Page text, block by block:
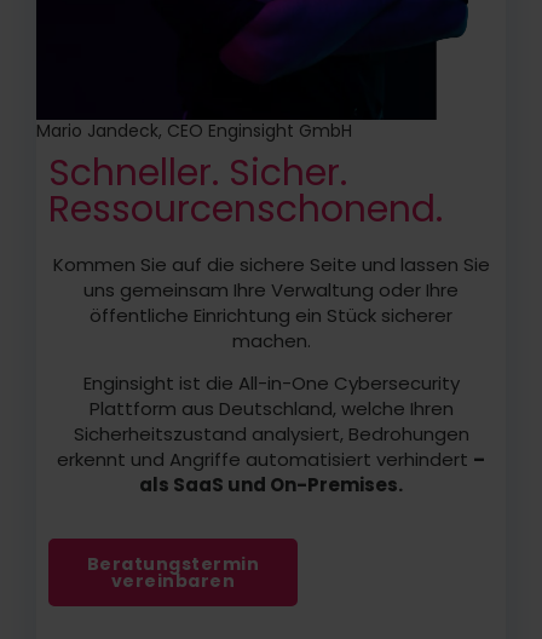
Mario Jandeck, CEO Enginsight GmbH
Schneller. Sicher.
Ressourcenschonend.
Kommen Sie auf die sichere Seite und lassen Sie
uns gemeinsam Ihre Verwaltung oder Ihre
öffentliche Einrichtung ein Stück sicherer
machen.
Enginsight ist die All-in-One Cybersecurity
Plattform aus Deutschland, welche Ihren
Sicherheitszustand analysiert, Bedrohungen
erkennt und Angriffe automatisiert verhindert –
als SaaS und On-Premises.
Beratungstermin
vereinbaren